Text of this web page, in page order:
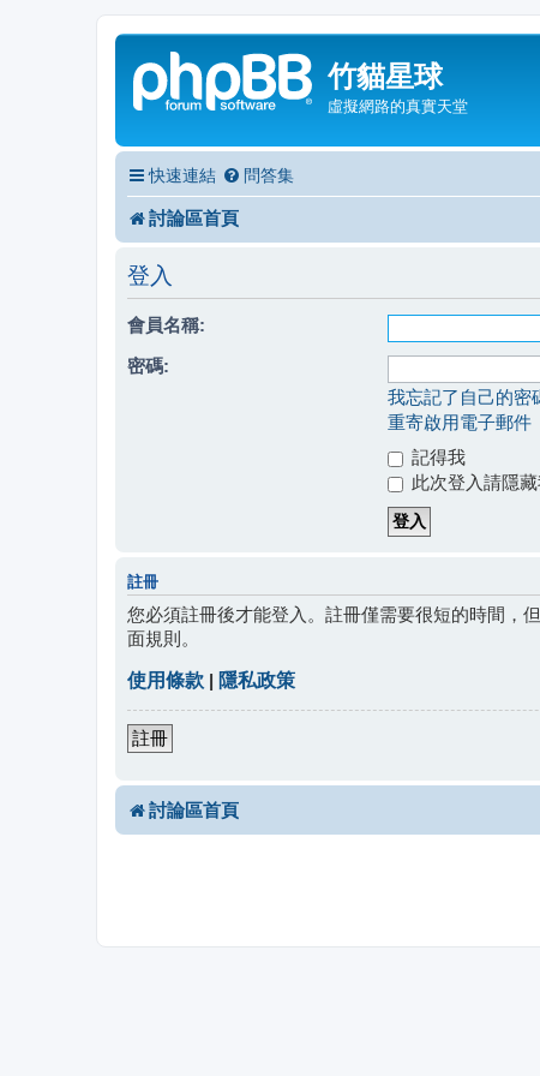
竹貓星球
虛擬網路的真實天堂
快速連結 問答集
討論區首頁
登入
會員名稱:
密碼:
我忘記了自己的密
重寄啟用電子郵件
記得我
此次登入請隱
註冊
您必須註冊後才能登入。註冊僅需要很短的時間，
面規則。
使用條款 | 隱私政策
註冊
討論區首頁